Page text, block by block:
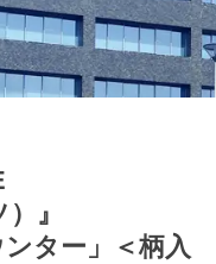
』
ター」＜柄入